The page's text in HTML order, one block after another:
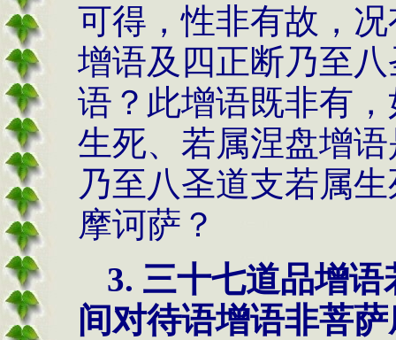
可得，性非有故，
增语及四正断乃至
语？此增语既非有
生死、若属涅盘增
乃至八圣道支若属
摩诃萨？
3. 三十七道品增
间对待语增语非菩